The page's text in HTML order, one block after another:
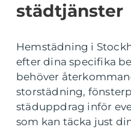
städtjänster
Hemstädning i
efter dina specifika
behöver
storstädning,
städuppdrag inför
som kan täcka just